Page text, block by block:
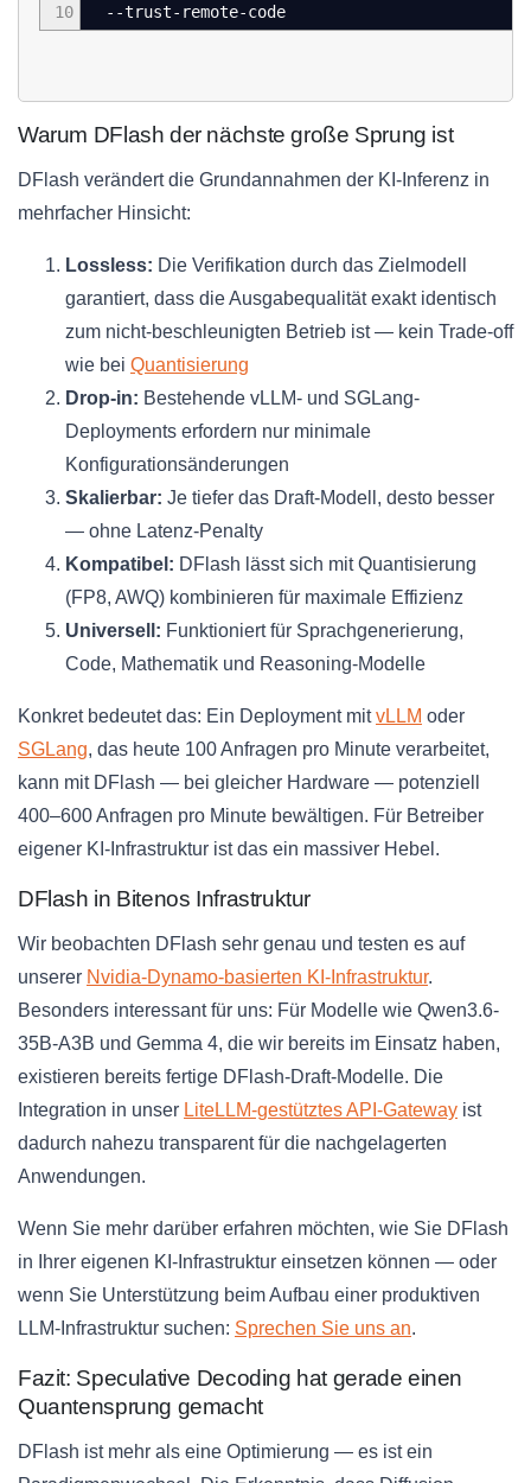
10 --trust-remote-code
Warum DFlash der nächste große Sprung ist
DFlash verändert die Grundannahmen der KI-Inferenz in
mehrfacher Hinsicht:
Lossless: Die Verifikation durch das Zielmodell
garantiert, dass die Ausgabequalität exakt identisch
zum nicht-beschleunigten Betrieb ist — kein Trade-off
wie bei Quantisierung
Drop-in: Bestehende vLLM- und SGLang-
Deployments erfordern nur minimale
Konfigurationsänderungen
Skalierbar: Je tiefer das Draft-Modell, desto besser
— ohne Latenz-Penalty
Kompatibel: DFlash lässt sich mit Quantisierung
(FP8, AWQ) kombinieren für maximale Effizienz
Universell: Funktioniert für Sprachgenerierung,
Code, Mathematik und Reasoning-Modelle
Konkret bedeutet das: Ein Deployment mitvLLM oder
SGLang, das heute 100 Anfragen pro Minute verarbeitet,
kann mit DFlash — bei gleicher Hardware — potenziell
400–600 Anfragen pro Minute bewältigen. Für Betreiber
eigener KI-Infrastruktur ist das ein massiver Hebel.
DFlash in Bitenos Infrastruktur
Wir beobachten DFlash sehr genau und testen es auf
unserer Nvidia-Dynamo-basierten KI-Infrastruktur.
Besonders interessant für uns: Für Modelle wie Qwen3.6-
35B-A3B und Gemma 4, die wir bereits im Einsatz haben,
existieren bereits fertige DFlash-Draft-Modelle. Die
Integration in unser LiteLLM-gestütztes API-Gateway ist
dadurch nahezu transparent für die nachgelagerten
Anwendungen.
Wenn Sie mehr darüber erfahren möchten, wie Sie DFlash
in Ihrer eigenen KI-Infrastruktur einsetzen können — oder
wenn Sie Unterstützung beim Aufbau einer produktiven
LLM-Infrastruktur suchen: Sprechen Sie uns an.
Fazit: Speculative Decoding hat gerade einen
Quantensprung gemacht
DFlash ist mehr als eine Optimierung — es ist ein